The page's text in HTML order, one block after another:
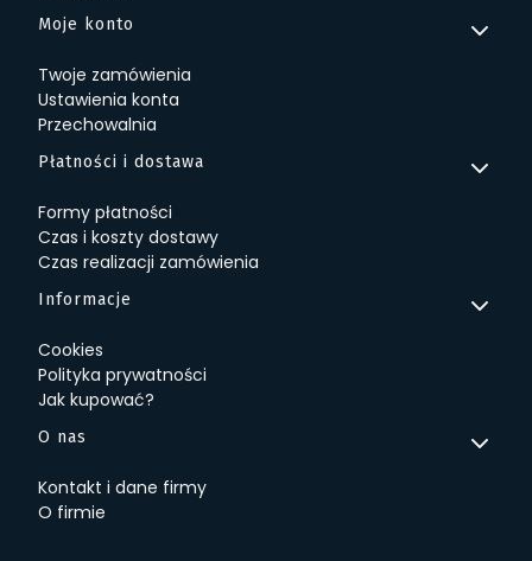
Moje konto
Twoje zamówienia
Ustawienia konta
Przechowalnia
Płatności i dostawa
Formy płatności
Czas i koszty dostawy
Czas realizacji zamówienia
Informacje
Cookies
Polityka prywatności
Jak kupować?
O nas
Kontakt i dane firmy
O firmie